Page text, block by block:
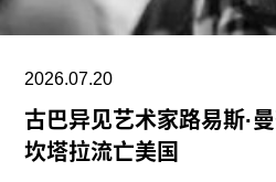
期间，她丰富了基金会的藏
艺术家的代表比例。此前在
了广受好评的2015年回顾展“
2026.07.20
古巴异见艺术家路易斯·
坎塔拉流亡美国